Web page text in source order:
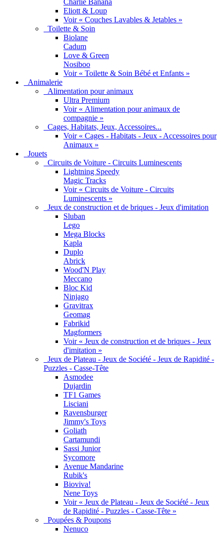
Charlie Banana
Eliott & Loup
Voir « Couches Lavables & Jetables »
Toilette & Soin
Biolane
Cadum
Love & Green
Nosiboo
Voir « Toilette & Soin Bébé et Enfants »
Animalerie
Alimentation pour animaux
Ultra Premium
Voir « Alimentation pour animaux de
compagnie »
Cages, Habitats, Jeux, Accessoires...
Voir « Cages - Habitats - Jeux - Accessoires pour
Animaux »
Jouets
Circuits de Voiture - Circuits Luminescents
Lightning Speedy
Magic Tracks
Voir « Circuits de Voiture - Circuits
Luminescents »
Jeux de construction et de briques - Jeux d'imitation
Sluban
Lego
Mega Blocks
Kapla
Duplo
Abrick
Wood'N Play
Meccano
Bloc Kid
Ninjago
Gravitrax
Geomag
Fabrikid
Magformers
Voir « Jeux de construction et de briques - Jeux
d'imitation »
Jeux de Plateau - Jeux de Société - Jeux de Rapidité -
Puzzles - Casse-Tête
Asmodee
Dujardin
TF1 Games
Lisciani
Ravensburger
Jimmy's Toys
Goliath
Cartamundi
Sassi Junior
Sycomore
Avenue Mandarine
Rubik's
Bioviva!
Nene Toys
Voir « Jeux de Plateau - Jeux de Société - Jeux
de Rapidité - Puzzles - Casse-Tête »
Poupées & Poupons
Nenuco